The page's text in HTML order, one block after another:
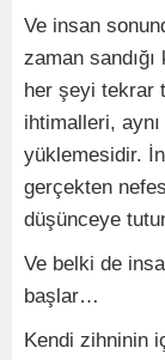
Ve insan
zaman
her şeyi tekrar
ihtimalleri, aynı
yüklemesidir.
gerçekten
düşünceye
Ve belki de
başlar…
Kendi zihninin